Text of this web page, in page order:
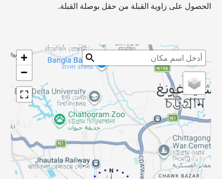
الحصول على زاوية القبلة من حقل بوصلة القبلة.
+
−